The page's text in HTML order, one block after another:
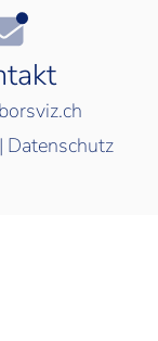
| Datenschutz